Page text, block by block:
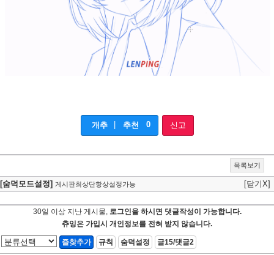
개추 | 추천 0 신고
목록보기
[숨덕모드설정] 게시판최상단항상설정가능 [닫기X]
30일 이상 지난 게시물,
로그인을 하시면 댓글작성이 가능합니다.
츄잉은 가입시 개인정보를 전혀 받지 않습니다.
즐찾추가 규칙 숨덕설정 글15/댓글2